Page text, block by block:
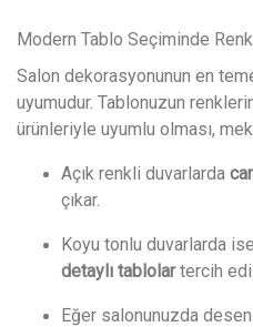
Modern Tablo Seçiminde Renk
Salon dekorasyonunun en
uyumudur. Tablonuzun
ürünleriyle uyumlu olması,
Açık renkli duvarlarda
çıkar.
Koyu tonlu duvarlarda ise
detaylı tablolartercih
Eğer salonunuzda